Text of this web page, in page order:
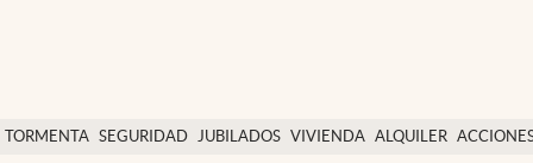
TORMENTA SEGURIDAD JUBILADOS VIVIENDA ALQUILER
Economía y finanzas